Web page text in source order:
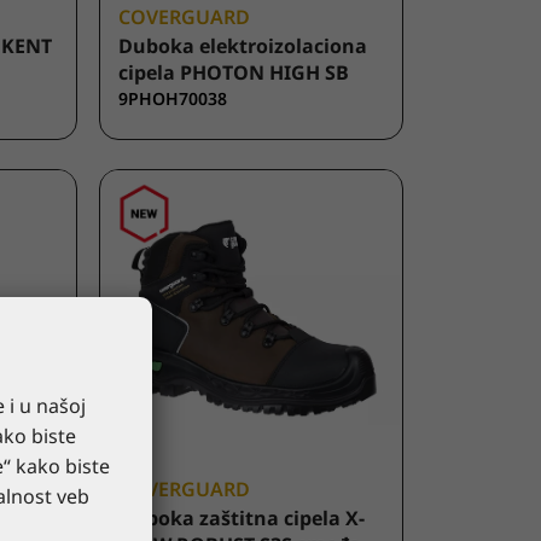
COVERGUARD
Duboka elektroizolaciona
cipela PHOTON HIGH SB
9PHOH70038
COVERGUARD
Duboka zaštitna cipela X-
i u našoj
biste
kako biste
veb